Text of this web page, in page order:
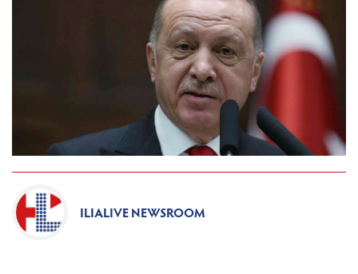
ILIALIVE NEWSROOM